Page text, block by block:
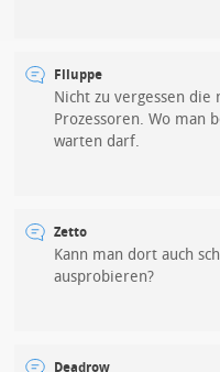
Flluppe
Nicht zu vergessen die
Prozessoren. Wo man
warten darf.
Zetto
Kann man dort auch
ausprobieren?
Deadrow